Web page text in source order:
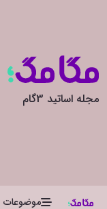
مجله اساتید 3گام
موضوعات